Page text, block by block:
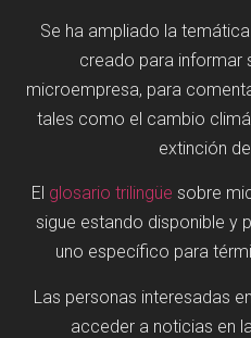
Se ha ampliado la
creado para informar
microempresa, para
tales como el cambio
extinción
El glosario trilingüe sobre
sigue estando disponible y
uno específico para
Las personas interesadas
acceder a noticias en